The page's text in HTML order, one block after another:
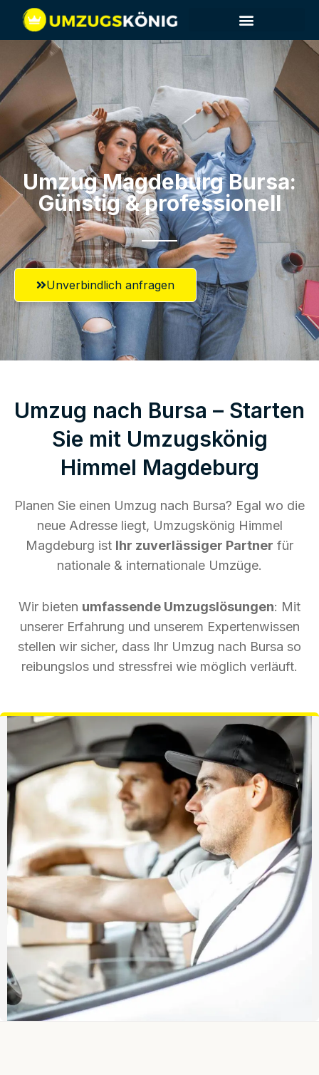
Umzug Magdeburg​ Bursa:
Günstig & professionell​
Unverbindlich anfragen
Umzug nach Bursa – Starten
Sie mit Umzugskönig
Himmel Magdeburg
Planen Sie einen Umzug nach Bursa? Egal wo die
neue Adresse liegt, Umzugskönig Himmel
Magdeburg ist Ihr zuverlässiger Partner für
nationale & internationale Umzüge.
Wir bieten umfassende Umzugslösungen: Mit
unserer Erfahrung und unserem Expertenwissen
stellen wir sicher, dass Ihr Umzug nach Bursa so
reibungslos und stressfrei wie möglich verläuft.